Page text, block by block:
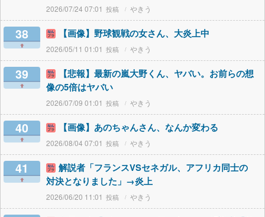
2026/07/24 07:01 やきう
38 【画像】野球観戦の女さん、大炎上中
2026/05/11 01:01 やきう
39
【悲報】最新の嵐大野くん、ヤバい。お前らの想
像の5倍はヤバい
2026/07/09 01:01 やきう
40 【画像】あのちゃんさん、なんか変わる
2026/08/04 07:01 やきう
41
解説者「フランスVSセネガル、アフリカ同士の
対決となりました」→炎上
2026/06/20 11:01 やきう